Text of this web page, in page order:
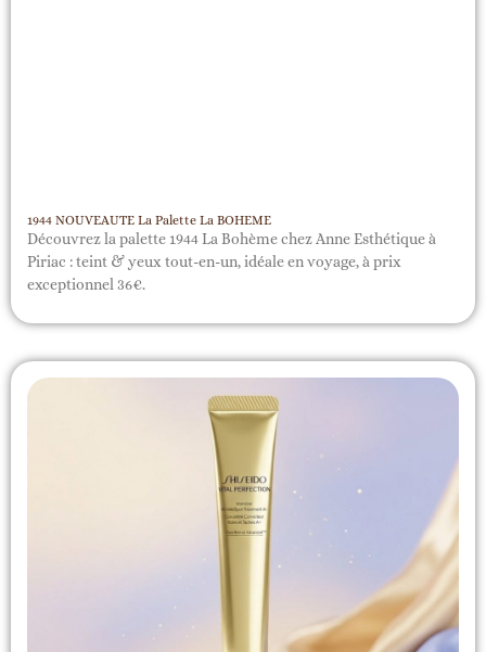
1944 NOUVEAUTE La Palette La BOHEME
Découvrez la palette 1944 La Bohème chez Anne Esthétique à
Piriac : teint & yeux tout-en-un, idéale en voyage, à prix
exceptionnel 36€.